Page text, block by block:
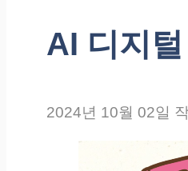
AI 디지
2024년 10월 02일